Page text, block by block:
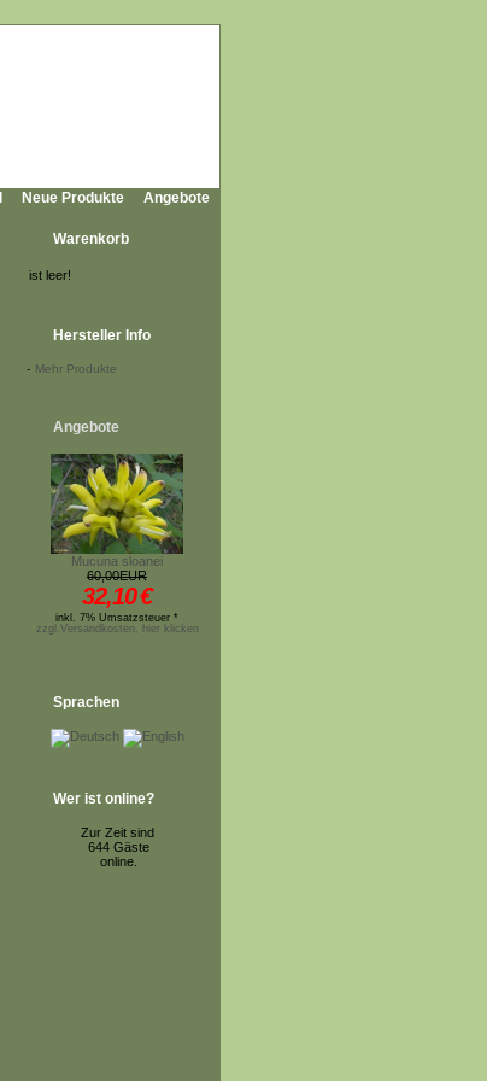
Neue Produkte Angebote
Warenkorb
ist leer!
Hersteller Info
- Mehr Produkte
Angebote
Mucuna sloanei
60,00EUR
32,10€
inkl. 7% Umsatzsteuer *
zzgl.Versandkosten, hier klicken
Sprachen
Wer ist online?
Zur Zeit sind
644 Gäste
online.